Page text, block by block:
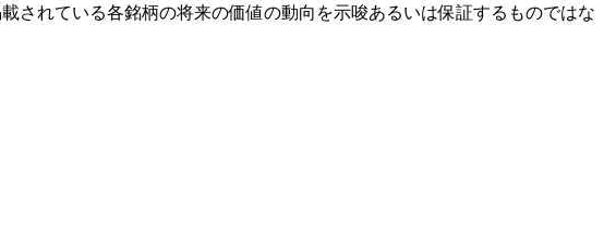
されている各銘柄の将来の価値の動向を示唆あるいは保証するものではな